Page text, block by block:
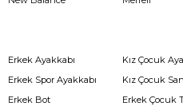
Erkek Ayakkabı
Erkek Spor Ayakkabı
Erkek Bot
Kız Çocuk
Kız Çocuk
Erkek Çocuk